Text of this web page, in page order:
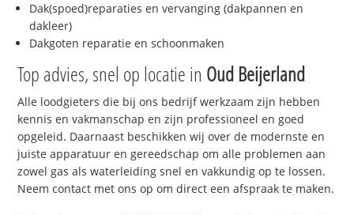
Dak(spoed)reparaties en vervanging (dakpannen en
dakleer)
Dakgoten reparatie en schoonmaken
Top advies, snel op locatie in Oud Beijerland
Alle loodgieters die bij ons bedrijf werkzaam zijn hebben
kennis en vakmanschap en zijn professioneel en goed
opgeleid. Daarnaast beschikken wij over de modernste en
juiste apparatuur en gereedschap om alle problemen aan
zowel gas als waterleiding snel en vakkundig op te lossen.
Neem contact met ons op om direct een afspraak te maken.